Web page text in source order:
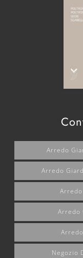
Arredo
Arredo
Arredo
Negozio